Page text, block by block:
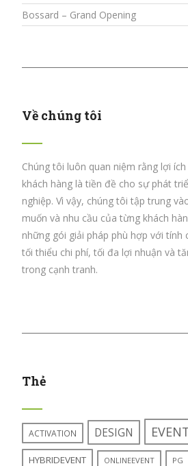
Bossard – Grand Opening
Về chúng tôi
Chúng tôi luôn quan niệm rằng lợi
khách hàng là tiền đề cho sự phát
nghiệp. Vì vậy, chúng tôi tập trung
muốn và nhu cầu của từng khách
những gói giải pháp phù hợp với tính
tối thiểu chi phí, tối đa lợi nhuận và
trong cạnh tranh.
Thẻ
ACTIVATION DESIGN
HYBRIDEVENT ONLINEEVENT PG